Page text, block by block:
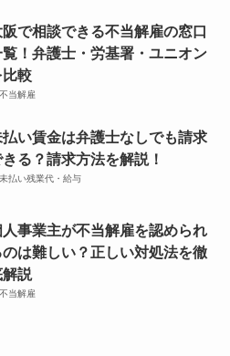
阪で相談できる不当解雇の窓口
！弁護士・労基署・ユニオン
比較
不当解雇
い賃金は弁護士なしでも請求
る？請求方法を解説！
未払い残業代・給与
事業主が不当解雇を認められ
のは難しい？正しい対処法を徹
解説
不当解雇